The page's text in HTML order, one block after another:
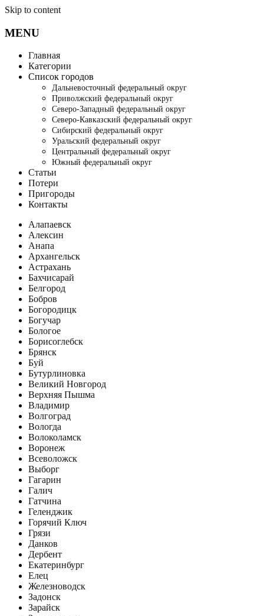
Skip to content
MENU
Главная
Категории
Список городов
Дальневосточный федеральный округ
Приволжский федеральный округ
Северо-Западный федеральный округ
Северо-Кавказский федеральный округ
Сибирский федеральный округ
Уральский федеральный округ
Центральный федеральный округ
Южный федеральный округ
Статьи
Потери
Пригороды
Контакты
Алапаевск
Алексин
Анапа
Архангельск
Астрахань
Бахчисарай
Белгород
Бобров
Богородицк
Богучар
Бологое
Борисоглебск
Брянск
Буй
Бутурлиновка
Великий Новгород
Верхняя Пышма
Владимир
Волгоград
Вологда
Волоколамск
Воронеж
Всеволожск
Выборг
Гагарин
Галич
Гатчина
Геленджик
Горячий Ключ
Грязи
Данков
Дербент
Екатеринбург
Елец
Железноводск
Задонск
Зарайск